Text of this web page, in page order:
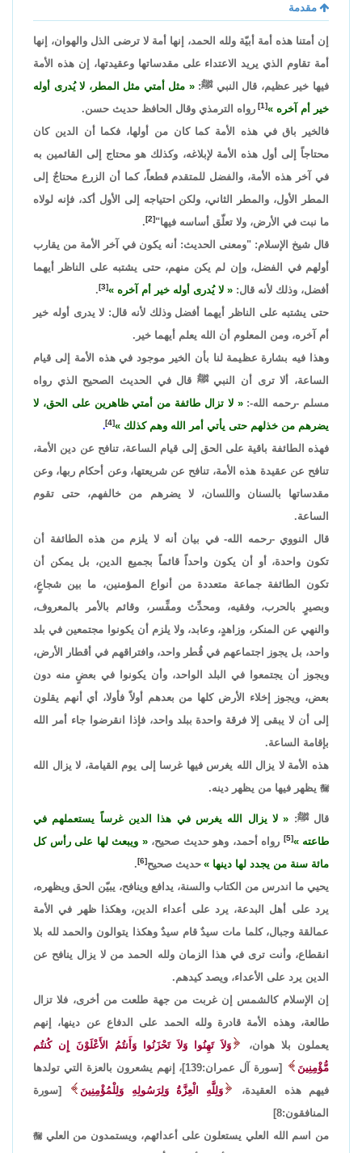
مقدمة
إن أمتنا هذه أمة أبيّة ولله الحمد، إنها أمة لا ترضى الذل والهوان، إنها
أمة تقاوم الذي يريد الاعتداء على مقدساتها وعقيدتها، إن هذه الأمة
فيها خير عظيم، قال النبي ﷺ:
مثل أمتي مثل المطر، لا يُدرى أوله
خير أم آخره
[1]
رواه الترمذي وقال الحافظ حديث حسن.
فالخير باق في هذه الأمة كما كان من أولها، فكما أن الدين كان
محتاجاً إلى أول هذه الأمة لإبلاغه، وكذلك هو محتاج إلى القائمين به
في آخر هذه الأمة، والفضل للمتقدم قطعاً، كما أن الزرع محتاجٌ إلى
المطر الأول، والمطر الثاني، ولكن احتياجه إلى الأول أكد، فإنه لولاه
ما نبت في الأرض، ولا تعلّق أساسه فيها"[2]
.
قال شيخ الإسلام: "ومعنى الحديث: أنه يكون في آخر الأمة من يقارب
أولهم في الفضل، وإن لم يكن منهم، حتى يشتبه على الناظر أيهما
أفضل، وذلك لأنه قال:
لا يُدرى أوله خير أم آخره [3]
.
حتى يشتبه على الناظر أيهما أفضل وذلك لأنه قال: لا يدرى أوله خير
أم آخره، ومن المعلوم أن الله يعلم أيهما خير.
وهذا فيه بشارة عظيمة لنا بأن الخير موجود في هذه الأمة إلى قيام
الساعة، ألا ترى أن النبي ﷺ قال في الحديث الصحيح الذي رواه
مسلم -رحمه الله-:
لا تزال طائفة من أمتي ظاهرين على الحق، لا
يضرهم من خذلهم حتى يأتي أمر الله وهم كذلك
[4]
.
فهذه الطائفة باقية على الحق إلى قيام الساعة، تنافح عن دين الأمة،
تنافح عن عقيدة هذه الأمة، تنافح عن شريعتها، وعن أحكام ربها، وعن
مقدساتها بالسنان واللسان، لا يضرهم من خالفهم، حتى تقوم
الساعة.
قال النووي -رحمه الله- في بيان أنه لا يلزم من هذه الطائفة أن
تكون واحدة، أو أن يكون واحداً قائماً بجميع الدين، بل يمكن أن
تكون الطائفة جماعة متعددة من أنواع المؤمنين، ما بين شجاعٍ،
وبصيرٍ بالحرب، وفقيه، ومحدِّث ومفِّسر، وقائم بالأمر بالمعروف،
والنهي عن المنكر، وزاهدٍ، وعابد، ولا يلزم أن يكونوا مجتمعين في بلد
واحد، بل يجوز اجتماعهم في قُطر واحد، وافتراقهم في أقطار الأرض،
ويجوز أن يجتمعوا في البلد الواحد، وأن يكونوا في بعضٍ منه دون
بعض، ويجوز إخلاء الأرض كلها من بعدهم أولاً فأولا، أي أنهم يقلون
إلى أن لا يبقى إلا فرقة واحدة ببلد واحد، فإذا انقرضوا جاء أمر الله
بإقامة الساعة.
هذه الأمة لا يزال الله يغرس فيها غرسا إلى يوم القيامة، لا يزال الله
 يظهر فيها من يظهر دينه.
قال ﷺ:
لا يزال الله يغرس في هذا الدين غرساً يستعملهم في
طاعته
[5] رواه أحمد، وهو حديث صحيح،
ويبعث لها على رأس كل
مائة سنة من يجدد لها دينها
حديث صحيح[6]
.
يحيي ما اندرس من الكتاب والسنة، يدافع وينافح، يبيّن الحق ويظهره،
يرد على أهل البدعة، يرد على أعداء الدين، وهكذا ظهر في الأمة
عمالقة وجبال، كلما مات سيدٌ قام سيدٌ وهكذا يتوالون والحمد لله بلا
انقطاع، وأنت ترى في هذا الزمان ولله الحمد من لا يزال ينافح عن
الدين يرد على الأعداء، ويصد كيدهم.
إن الإسلام كالشمس إن غربت من جهة طلعت من أخرى، فلا تزال
طالعة، وهذه الأمة قادرة ولله الحمد على الدفاع عن دينها، إنهم
يعملون بلا هوان،
وَلاَ تَهِنُوا وَلاَ تَحْزَنُوا وَأَنتُمُ الأَعْلَوْنَ إِن كُنتُم
مُّؤْمِنِينَ
[سورة آل عمران:139]، إنهم يشعرون بالعزة التي تولدها
فيهم هذه العقيدة،
وَلِلَّهِ الْعِزَّةُ وَلِرَسُولِهِ وَلِلْمُؤْمِنِينَ
[سورة
المنافقون:8]
من اسم الله العلي يستعلون على أعدائهم، ويستمدون من العلي